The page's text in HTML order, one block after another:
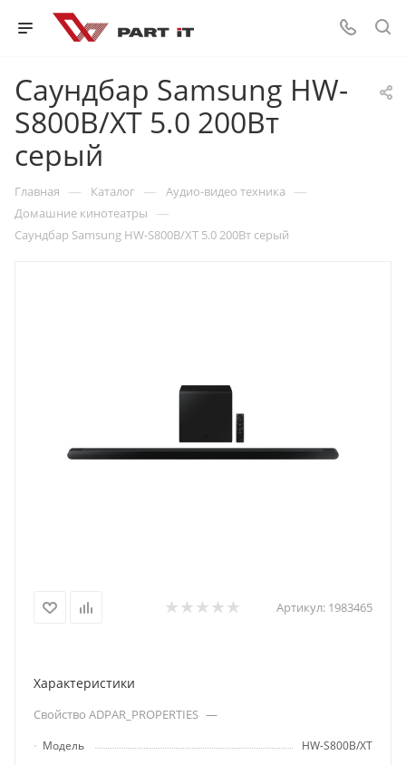
Саундбар Samsung HW-
S800B/XT 5.0 200Вт
серый
Главная — Каталог — Аудио-видео техника —
Домашние кинотеатры —
Саундбар Samsung HW-S800B/XT 5.0 200Вт серый
Артикул: 1983465
Характеристики
Свойство ADPAR_PROPERTIES —
Модель
HW-S800B/XT